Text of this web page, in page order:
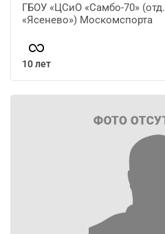
ГБОУ «ЦСиО «Самбо-70» (отд.
«Ясенево») Москомспорта
10 лет